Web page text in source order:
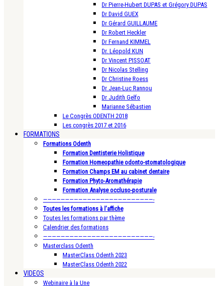
Dr Pierre-Hubert DUPAS et Grégory DUPAS
Dr David GUEX
Dr Gérard GUILLAUME
Dr Robert Heckler
Dr Fernand KIMMEL
Dr. Léopold KUN
Dr Vincent PISSOAT
Dr Nicolas Stelling
Dr Christine Roess
Dr Jean-Luc Rannou
Dr Judith Gelfo
Marianne Sébastien
Le Congrès ODENTH 2018
Les congrès 2017 et 2016
FORMATIONS
Formations Odenth
Formation Dentisterie Holistique
Formation Homeopathie odonto-stomatologique
Formation Champs EM au cabinet dentaire
Formation Phyto-Aromathérapie
Formation Analyse occluso-posturale
—————————————————————————-
Toutes les formations à l’affiche
Toutes les formations par thème
Calendrier des formations
—————————————————————————-
Masterclass Odenth
MasterClass Odenth 2023
MasterClass Odenth 2022
VIDEOS
Webinaire à la Une